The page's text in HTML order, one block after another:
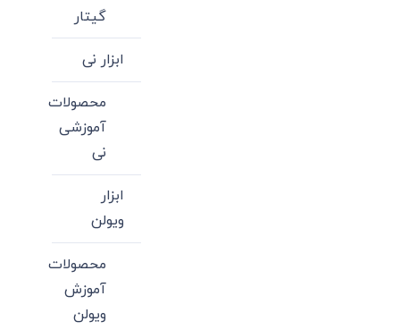
گیتار
ابزار نی
محصولات
آموزشی
نی
ابزار
ویولن
محصولات
آموزش
ویولن